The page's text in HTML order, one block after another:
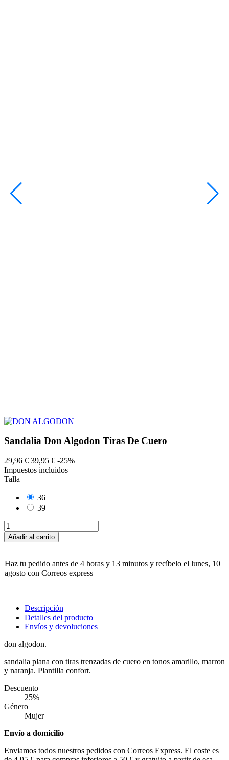
Sandalia Don Algodon Tiras De Cuero
29,96 € 39,95 € -25%
Impuestos incluidos
Talla
36
39
Añadir al carrito
Haz tu pedido antes de 4 horas y 13 minutos y recíbelo el lunes, 10
agosto con Correos express
Descripción
Detalles del producto
Envíos y devoluciones
don algodon.
sandalia plana con tiras trenzadas de cuero en tonos amarillo, marron
y naranja. Plantilla confort.
Descuento
25%
Género
Mujer
Envío a domicilio
Enviamos todos nuestros pedidos con Correos Express. El coste es